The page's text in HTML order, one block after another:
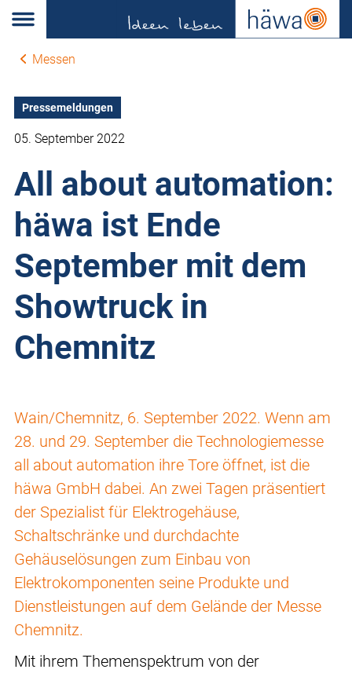
Messen
Pressemeldungen
05. September 2022
All about automation:
häwa ist Ende
September mit dem
Showtruck in
Chemnitz
Wain/Chemnitz, 6. September 2022. Wenn am
28. und 29. September die Technologiemesse
all about automation ihre Tore öffnet, ist die
häwa GmbH dabei. An zwei Tagen präsentiert
der Spezialist für Elektrogehäuse,
Schaltschränke und durchdachte
Gehäuselösungen zum Einbau von
Elektrokomponenten seine Produkte und
Dienstleistungen auf dem Gelände der Messe
Chemnitz.
Mit ihrem Themenspektrum von der